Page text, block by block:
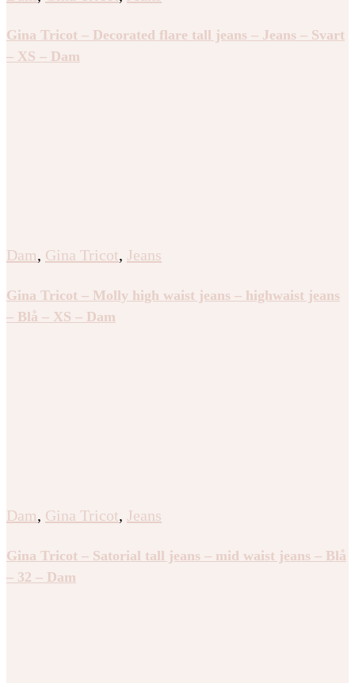
Gina Tricot – Decorated flare tall jeans – Jeans – Svart
– XS – Dam
Dam, Gina Tricot, Jeans
Gina Tricot – Molly high waist jeans – highwaist jeans
– Blå – XS – Dam
Dam, Gina Tricot, Jeans
Gina Tricot – Satorial tall jeans – mid waist jeans – Blå
– 32 – Dam